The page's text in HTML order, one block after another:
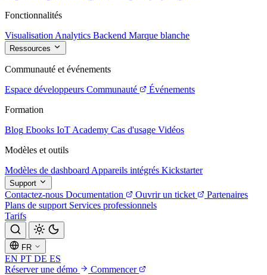
Fonctionnalités
Visualisation Analytics Backend Marque blanche
Ressources
Communauté et événements
Espace développeurs Communauté
Événements
Formation
Blog Ebooks IoT Academy Cas d'usage Vidéos
Modèles et outils
Modèles de dashboard Appareils intégrés Kickstarter
Support
Contactez-nous Documentation Ouvrir un ticket
Partenaires
Plans de support Services professionnels
Tarifs
FR
EN PT DE ES
Réserver une démo
Commencer